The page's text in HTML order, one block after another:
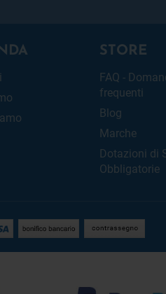
STORE
FAQ -
frequenti
Blog
Marche
Dotazioni di
Obbligatorie